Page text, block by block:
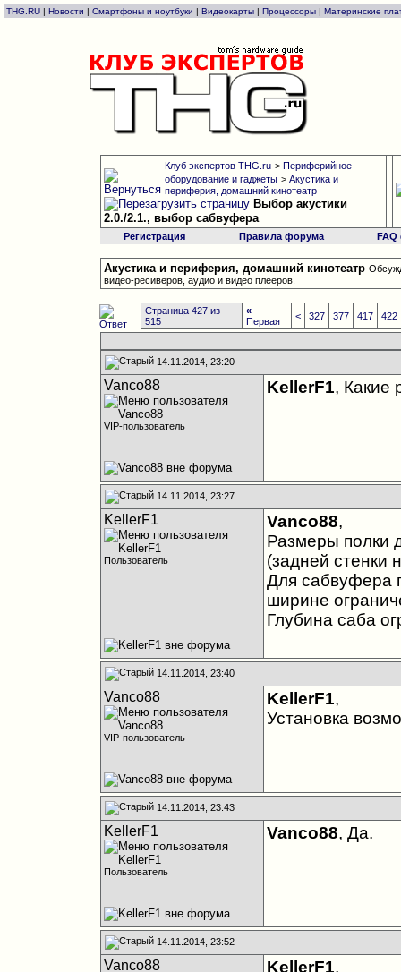
THG.RU | Новости | Смартфоны и ноутбуки | Видеокарты | Процессоры | Материнские
Клуб экспертов THG.ru > Периферийное
оборудование и гаджеты > Акустика и
периферия, домашний кинотеатр
Выбор акустики
2.0./2.1., выбор сабвуфера
Регистрация Правила форума
Акустика и периферия, домашний кинотеатр
видео-ресиверов, аудио и видео плееров.
Страница 427 из
515
«
Первая
< 327 377 417 422
14.11.2014, 23:20
Vanco88
VIP-пользователь
KellerF1, Какие
14.11.2014, 23:27
KellerF1
Пользователь
Vanco88,
Размеры полки
(задней стенки
Для сабвуфера
ширине
Глубина саба
14.11.2014, 23:40
Vanco88
VIP-пользователь
KellerF1,
Установка
14.11.2014, 23:43
KellerF1
Пользователь
Vanco88, Да.
14.11.2014, 23:52
Vanco88 KellerF1,